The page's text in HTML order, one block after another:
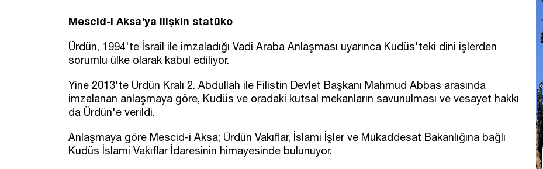
Mescid-i Aksa'ya ilişkin statüko
Ürdün, 1994'te İsrail ile imzaladığı Vadi Araba Anlaşması uyarınca Kudüs'teki dini işlerden
sorumlu ülke olarak kabul ediliyor.
Yine 2013'te Ürdün Kralı 2. Abdullah ile Filistin Devlet Başkanı Mahmud Abbas arasında
imzalanan anlaşmaya göre, Kudüs ve oradaki kutsal mekanların savunulması ve vesayet hakkı
da Ürdün'e verildi.
Anlaşmaya göre Mescid-i Aksa; Ürdün Vakıflar, İslami İşler ve Mukaddesat Bakanlığına bağlı
Kudüs İslami Vakıflar İdaresinin himayesinde bulunuyor.